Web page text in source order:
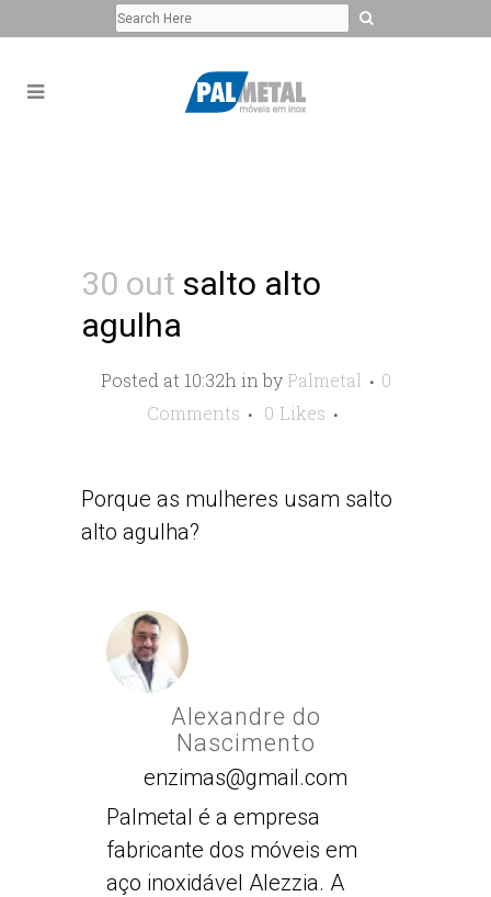
30 out salto alto
agulha
Posted at 10:32h inby Palmetal
0
Comments
0 Likes
Porque as mulheres usam salto
alto agulha?
Alexandre do
Nascimento
enzimas@gmail.com
Palmetal é a empresa
fabricante dos móveis em
aço inoxidável Alezzia. A